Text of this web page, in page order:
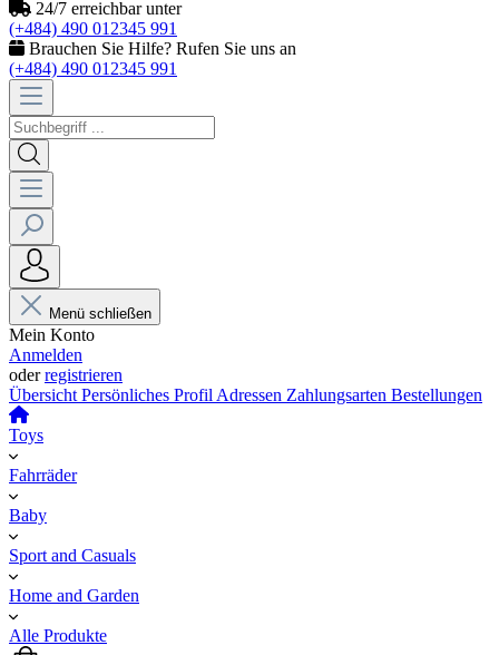
24/7 erreichbar unter
(+484) 490 012345 991
Brauchen Sie Hilfe? Rufen Sie uns an
(+484) 490 012345 991
Menü schließen
Mein Konto
Anmelden
oderregistrieren
Übersicht Persönliches Profil Adressen Zahlungsarten Bestellungen
Toys
Fahrräder
Baby
Sport and Casuals
Home and Garden
Alle Produkte